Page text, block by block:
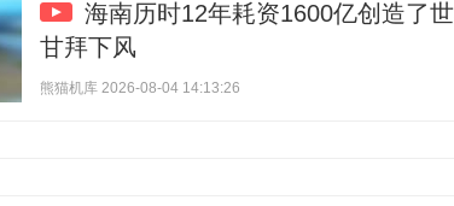
海南历时12年耗资1600亿创造了
甘拜下风
熊猫机库 2026-08-04 14:13:26